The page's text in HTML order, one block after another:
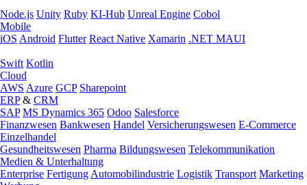
Node.js Unity Ruby KI-Hub Unreal Engine Cobol
Mobile
iOS Android Flutter React Native Xamarin .NET MAUI
Swift Kotlin
Cloud
AWS Azure GCP Sharepoint
ERP& CRM
SAP MS Dynamics 365 Odoo Salesforce
Finanzwesen Bankwesen Handel Versicherungswesen E-Commerce
Einzelhandel
Gesundheitswesen Pharma Bildungswesen Telekommunikation
Medien & Unterhaltung
Enterprise Fertigung Automobilindustrie Logistik Transport Marketing